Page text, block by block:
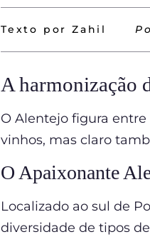
Texto por Zahil
A harmonização
O Alentejo figura
vinhos, mas claro
O Apaixonante
Localizado ao sul de
diversidade de tipos